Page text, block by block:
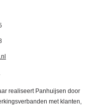
realiseert Panhuijsen door
met klanten,